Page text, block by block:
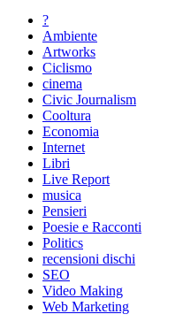
?
Ambiente
Artworks
Ciclismo
cinema
Civic Journalism
Cooltura
Economia
Internet
Libri
Live Report
musica
Pensieri
Poesie e Racconti
Politics
recensioni dischi
SEO
Video Making
Web Marketing